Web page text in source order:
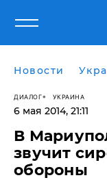
Новости
ДИАЛОГ УКРАИНА
6 мая 2014, 21:11
В
звучит
обороны